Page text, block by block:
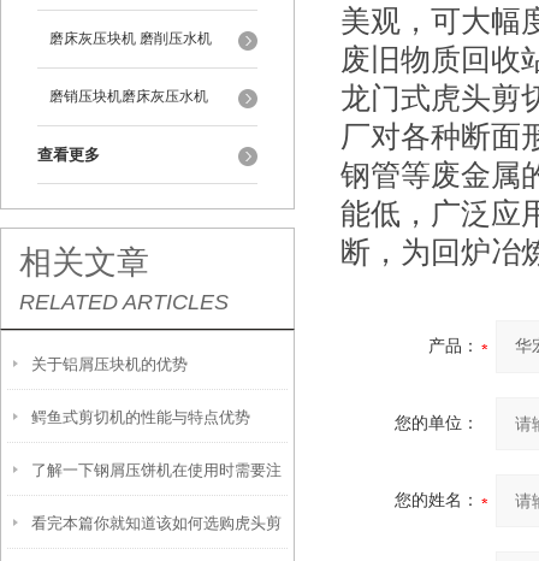
磨床灰压块机 磨削压水机
磨销压块机磨床灰压水机
查看更多
相关文章
RELATED ARTICLES
关于铝屑压块机的优势
鳄鱼式剪切机的性能与特点优势
了解一下钢屑压饼机在使用时需要注
意什么
看完本篇你就知道该如何选购虎头剪
美观，可大幅
废旧物质回收
龙门式虎头剪
厂对各种断面
钢管等废金属
能低，广泛应
断，为回炉冶
产品：
您的单位：
您的姓名：